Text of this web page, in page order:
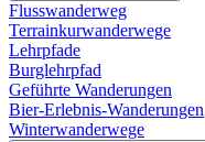
Flusswanderweg
Terrainkurwanderwege
Lehrpfade
Burglehrpfad
Geführte Wanderungen
Bier-Erlebnis-Wanderungen
Winterwanderwege